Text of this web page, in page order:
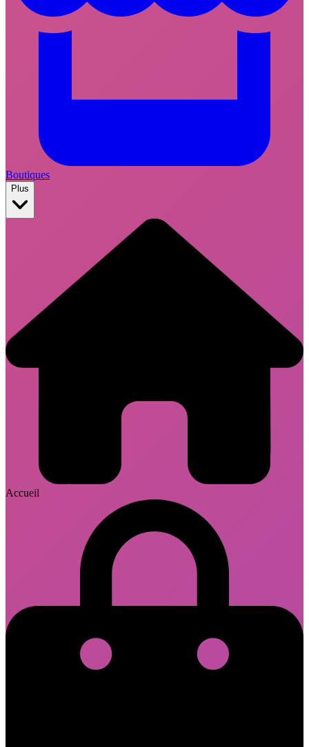
Boutiques
Plus
Accueil